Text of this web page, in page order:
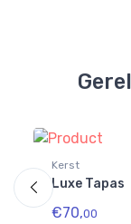
Kerst
Luxe Tapas
€70,00